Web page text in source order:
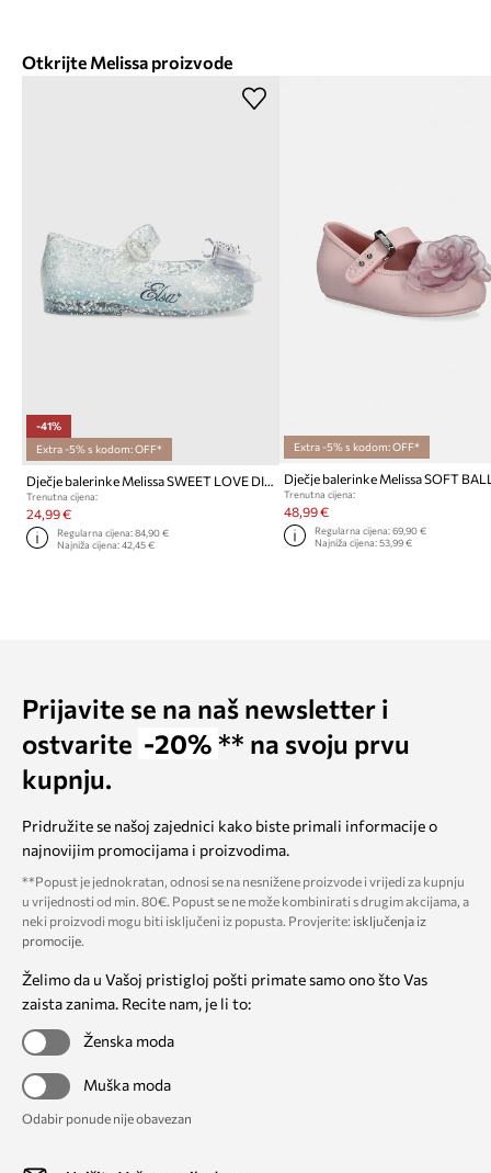
Otkrijte Melissa proizvode
-41%
Extra -5% s kodom: OFF*
Trenutna cijena:
24,99 €
Regularna cijena:84,90 €
Najniža cijena:42,45 €
Extra -5% s kodom: OFF*
Trenutna cijena:
48,99 €
Regularna cijena: 69,90 €
Najniža cijena: 53,99 €
Prijavite se na naš newsletter i
ostvarite -20% ** na svoju prvu
kupnju.
Pridružite se našoj zajednici kako biste primali informacije o
najnovijim promocijama i proizvodima.
**Popust je jednokratan, odnosi se na nesnižene proizvode i vrijedi za kupnju
u vrijednosti od min. 80€. Popust se ne može kombinirati s drugim akcijama, a
neki proizvodi mogu biti isključeni iz popusta. Provjerite: isključenja iz
promocije.
Želimo da u Vašoj pristigloj pošti primate samo ono što Vas
zaista zanima. Recite nam, je li to:
Ženska moda
Muška moda
Odabir ponude nije obavezan